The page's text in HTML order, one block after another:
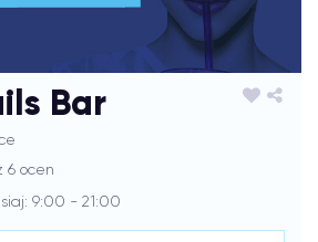
Bar
6 ocen
9:00 - 21:00